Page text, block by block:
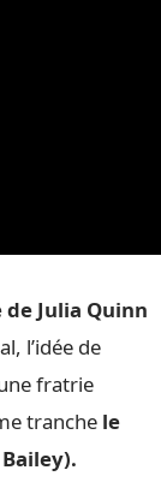
Julia Quinn
l’idée de
fratrie
tranche le